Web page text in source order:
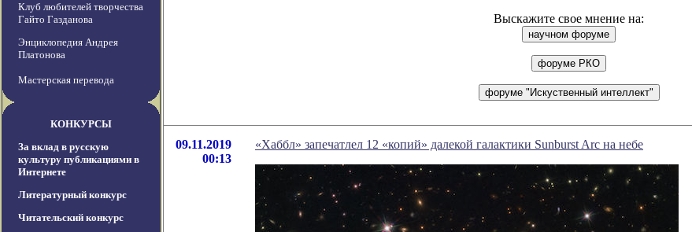
Клуб любителей творчества
Гайто Газданова
Энциклопедия Андрея
Платонова
Мастерская перевода
КОНКУРСЫ
За вклад в русскую
культуру публикациями в
Интернете
Литературный конкурс
Читательский конкурс
Выскажите свое мнение на:
09.11.2019
00:13
«Хаббл» запечатлел 12 «копий» далекой галактики Sunburst Arc на небе